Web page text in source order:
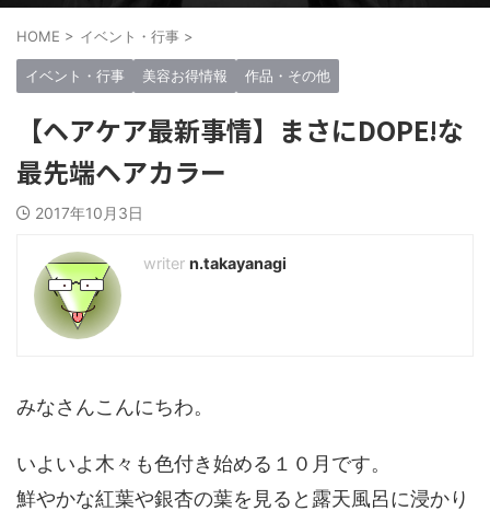
HOME > イベント・行事 >
イベント・行事 美容お得情報 作品・その他
【ヘアケア最新事情】まさにDOPE!な
最先端ヘアカラー
2017年10月3日
n.takayanagi
みなさんこんにちわ。
いよいよ木々も色付き始める１０月です。
鮮やかな紅葉や銀杏の葉を見ると露天風呂に浸かり